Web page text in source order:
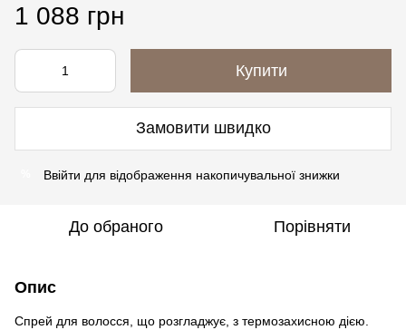
1 088 грн
Купити
Замовити швидко
Ввійти для відображення накопичувальної знижки
До обраного Порівняти
Опис
Спрей для волосся, що розгладжує, з термозахисною дією.